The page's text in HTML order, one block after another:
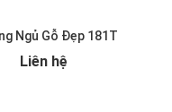
Ngủ Gỗ Đẹp 181T
Liên hệ